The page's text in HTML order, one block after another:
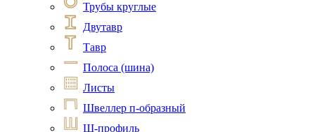
Трубы круглые
Двутавр
Тавр
Полоса (шина)
Листы
Швеллер п-образный
Ш-профиль